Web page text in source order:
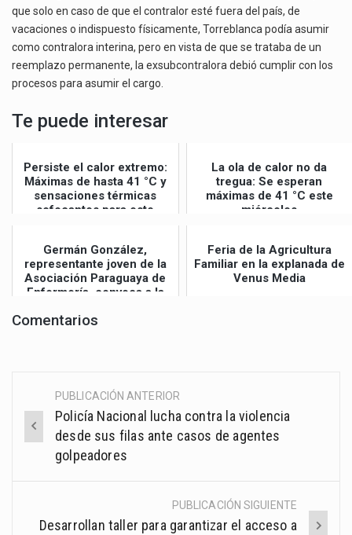
que solo en caso de que el contralor esté fuera del país, de
vacaciones o indispuesto físicamente, Torreblanca podía asumir
como contralora interina, pero en vista de que se trataba de un
reemplazo permanente, la exsubcontralora debió cumplir con los
procesos para asumir el cargo.
Te puede interesar
Persiste el calor extremo:
Máximas de hasta 41 °C y
sensaciones térmicas
sofocantes para este
La ola de calor no da
tregua: Se esperan
máximas de 41 °C este
miércoles
Germán González,
representante joven de la
Asociación Paraguaya de
Enfermería, convoca a la
Feria de la Agricultura
Familiar en la explanada de
Venus Media
Comentarios
Post
navigation
PUBLICACIÓN ANTERIOR
Policía Nacional lucha contra la violencia
desde sus filas ante casos de agentes
golpeadores
PUBLICACIÓN SIGUIENTE
Desarrollan taller para garantizar el acceso a